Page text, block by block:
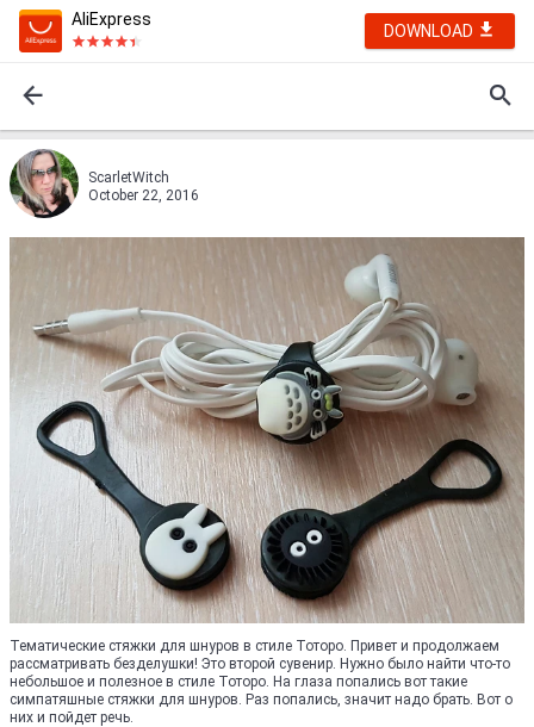
AliExpress
DOWNLOAD
ScarletWitch
October 22, 2016
Тематические стяжки для шнуров в стиле Тоторо. Привет и продолжаем
рассматривать безделушки! Это второй сувенир. Нужно было найти что-то
небольшое и полезное в стиле Тоторо. На глаза попались вот такие
симпатяшные стяжки для шнуров. Раз попались, значит надо брать. Вот о
них и пойдет речь.